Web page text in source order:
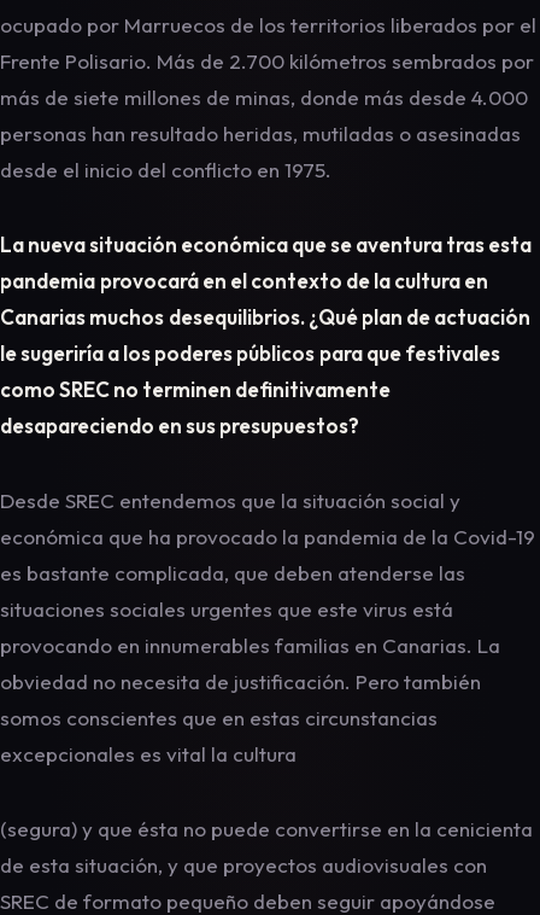
ocupado por Marruecos de los territorios liberados por el
Frente Polisario. Más de 2.700 kilómetros sembrados por
más de siete millones de minas, donde más desde 4.000
personas han resultado heridas, mutiladas o asesinadas
desde el inicio del conflicto en 1975.
La nueva situación económica que se aventura tras esta
pandemia provocará en el contexto de la cultura en
Canarias muchos desequilibrios. ¿Qué plan de actuación
le sugeriría a los poderes públicos para que festivales
como SREC no terminen definitivamente
desapareciendo en sus presupuestos?
Desde SREC entendemos que la situación social y
económica que ha provocado la pandemia de la Covid-19
es bastante complicada, que deben atenderse las
situaciones sociales urgentes que este virus está
provocando en innumerables familias en Canarias. La
obviedad no necesita de justificación. Pero también
somos conscientes que en estas circunstancias
excepcionales es vital la cultura
(segura) y que ésta no puede convertirse en la cenicienta
de esta situación, y que proyectos audiovisuales con
SREC de formato pequeño deben seguir apoyándose